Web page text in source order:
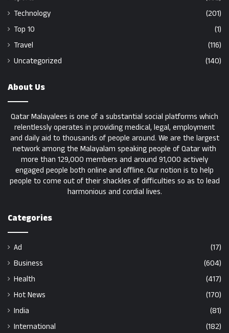
Technology
(201)
Top 10
(1)
Travel
(116)
Uncategorized
(140)
About Us
Qatar Malayalees is one of a substantial social platforms which
relentlessly operates in providing medical, legal, employment
and daily aid to thousands of people around. We are the largest
network among the Malayalam speaking people of Qatar with
more than 129,000 members and around 91,000 actively
engaged people both online and offline. Our notion is to help
people to come out of their shackles of difficulties so as to lead
harmonious and cordial lives.
Categories
Ad
(17)
Business
(604)
Health
(417)
Hot News
(170)
India
(81)
International
(182)